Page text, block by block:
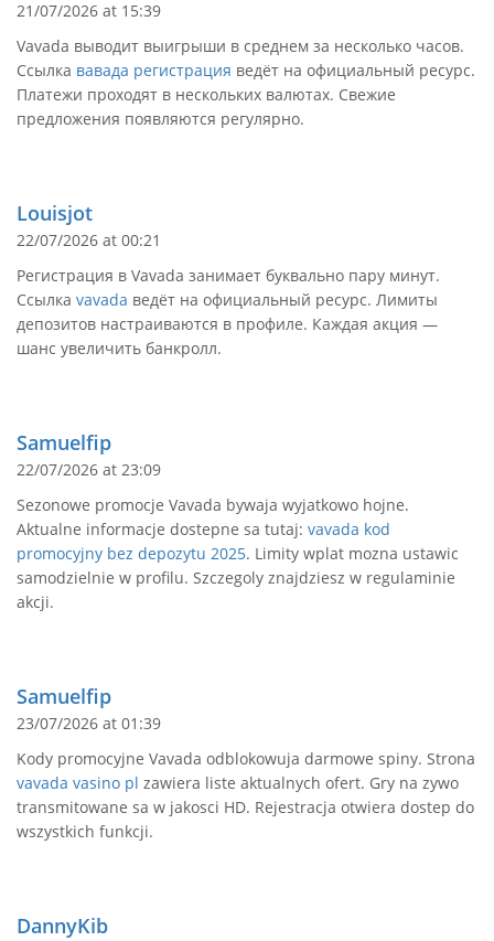
21/07/2026 at 15:39
Vavada выводит выигрыши в среднем за несколько часов.
Ссылка вавада регистрация ведёт на официальный ресурс.
Платежи проходят в нескольких валютах. Свежие
предложения появляются регулярно.
Louisjot
22/07/2026 at 00:21
Регистрация в Vavada занимает буквально пару минут.
Ссылка vavada ведёт на официальный ресурс. Лимиты
депозитов настраиваются в профиле. Каждая акция —
шанс увеличить банкролл.
Samuelfip
22/07/2026 at 23:09
Sezonowe promocje Vavada bywaja wyjatkowo hojne.
Aktualne informacje dostepne sa tutaj: vavada kod
promocyjny bez depozytu 2025. Limity wplat mozna ustawic
samodzielnie w profilu. Szczegoly znajdziesz w regulaminie
akcji.
Samuelfip
23/07/2026 at 01:39
Kody promocyjne Vavada odblokowuja darmowe spiny. Strona
vavada vasino pl zawiera liste aktualnych ofert. Gry na zywo
transmitowane sa w jakosci HD. Rejestracja otwiera dostep do
wszystkich funkcji.
DannyKib